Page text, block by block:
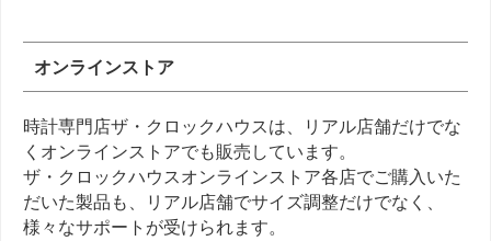
オンラインストア
時計専門店ザ・クロックハウスは、リアル店舗だけでな
くオンラインストアでも販売しています。
ザ・クロックハウスオンラインストア各店でご購入いた
だいた製品も、リアル店舗でサイズ調整だけでなく、
様々なサポートが受けられます。